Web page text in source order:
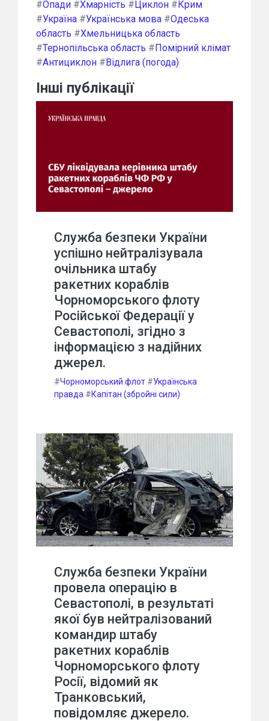
#Опади #Хмарність #Циклон #Крим
#Україна #Українська мова #Одеська
область #Хмельницька область
#Тернопільська область #Помірний клімат
#Антициклон #Відлига (погода)
Інші публікації
Служба безпеки України
успішно нейтралізувала
очільника штабу
ракетних кораблів
Чорноморського флоту
Російської Федерації у
Севастополі, згідно з
інформацією з надійних
джерел.
#Чорноморський флот #Українська
правда #Капітан (збройні сили)
Служба безпеки України
провела операцію в
Севастополі, в результаті
якої був нейтралізований
командир штабу
ракетних кораблів
Чорноморського флоту
Росії, відомий як
Транковський,
повідомляє джерело.